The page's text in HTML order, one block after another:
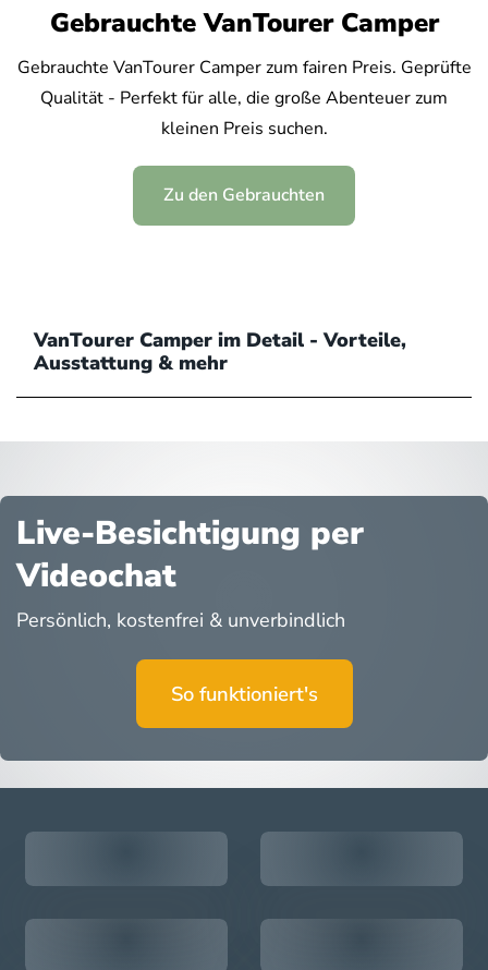
Gebrauchte VanTourer Camper
Gebrauchte VanTourer Camper zum fairen Preis. Geprüfte
Qualität - Perfekt für alle, die große Abenteuer zum
kleinen Preis suchen.
Zu den Gebrauchten
VanTourer Camper im Detail - Vorteile,
Ausstattung & mehr
Live-Besichtigung per
Videochat
Persönlich, kostenfrei & unverbindlich
So funktioniert's